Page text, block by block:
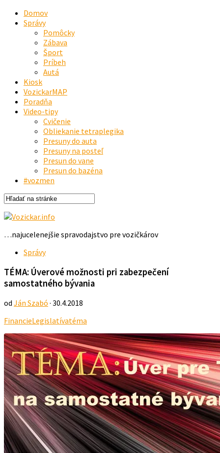
Domov
Správy
Pomôcky
Zábava
Šport
Príbeh
Autá
Kiosk
VozickarMAP
Poradňa
Video-tipy
Cvičenie
Obliekanie tetraplegika
Presuny do auta
Presuny na posteľ
Presun do vane
Presun do bazéna
#vozmen
…najucelenejšie spravodajstvo pre vozičkárov
Správy
TÉMA: Úverové možnosti pri zabezpečení
samostatného bývania
od Ján Szabó · 30.4.2018
FinancieLegislatívatéma